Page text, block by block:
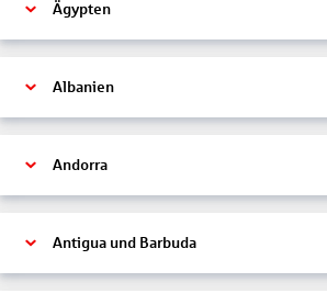
Ägypten
Albanien
Andorra
Antigua und Barbuda